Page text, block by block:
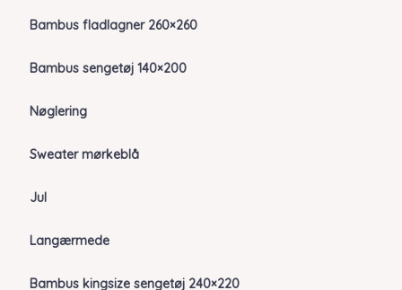
Bambus fladlagner 260×260
Bambus sengetøj 140×200
Nøglering
Sweater mørkeblå
Jul
Langærmede
Bambus kingsize sengetøj 240×220